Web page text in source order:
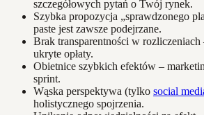
szczegółowych pytań o Twój rynek.
Szybka propozycja „sprawdzonego
paste jest zawsze podejrzane.
Brak transparentności w rozliczeniach
ukryte opłaty.
Obietnice szybkich efektów –
sprint.
Wąska perspektywa (tylko social
holistycznego spojrzenia.